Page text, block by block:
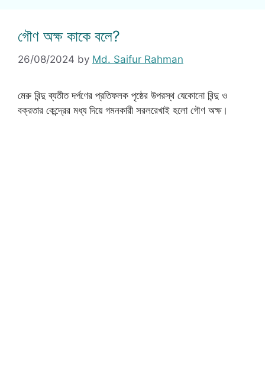
গৌণ অক্ষ কাকে বলে?
26/08/2024 by Md. Saifur Rahman
মেরু বিন্দু ব্যতীত দর্পণের প্রতিফলক পৃষ্ঠের উপরস্থ যেকোনো বিন্দু ও
বক্রতার কেন্দ্রের মধ্য দিয়ে গমনকারী সরলরেখাই হলো গৌণ অক্ষ।